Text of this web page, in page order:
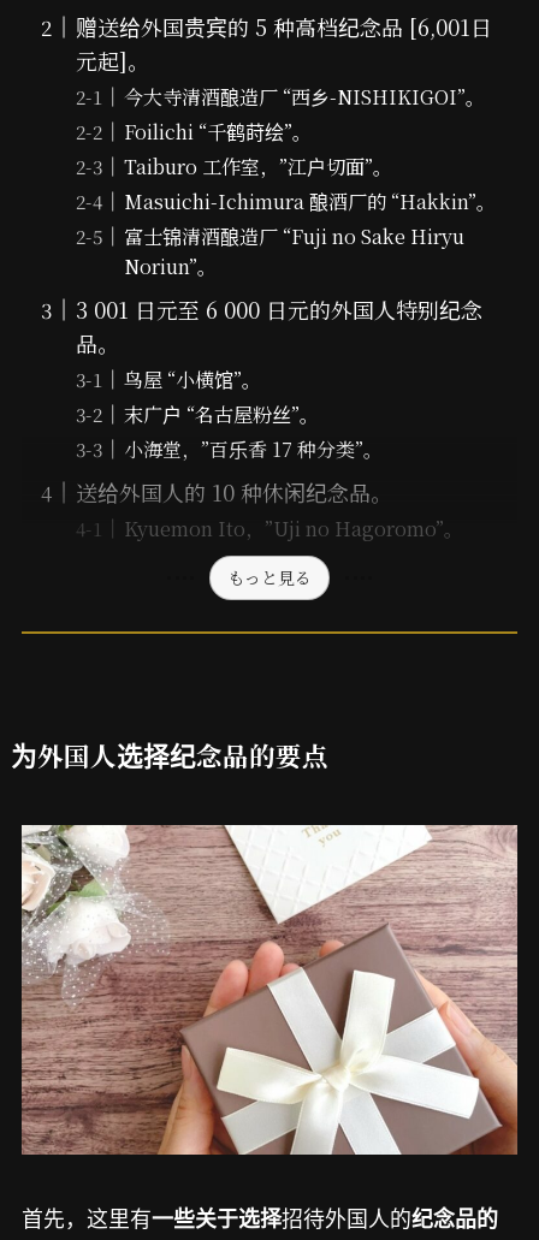
赠送给外国贵宾的 5 种高档纪念品 [6,001日
元起]。
今大寺清酒酿造厂 “西乡-NISHIKIGOI”。
Foilichi “千鹤莳绘”。
Taiburo 工作室，”江户切面”。
Masuichi-Ichimura 酿酒厂的 “Hakkin”。
富士锦清酒酿造厂 “Fuji no Sake Hiryu
Noriun”。
3 001 日元至 6 000 日元的外国人特别纪念
品。
鸟屋 “小横馆”。
末广户 “名古屋粉丝”。
小海堂，”百乐香 17 种分类”。
送给外国人的 10 种休闲纪念品。
Kyuemon Ito，”Uji no Hagoromo”。
もっと見る
为外国人选择纪念品的要点
首先，这里有一些关于选择招待外国人的纪念品的